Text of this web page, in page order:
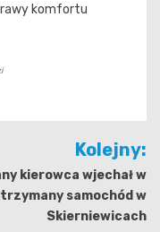
komfortu
Kolejny:
kierowca wjechał w
samochód w
Skierniewicach